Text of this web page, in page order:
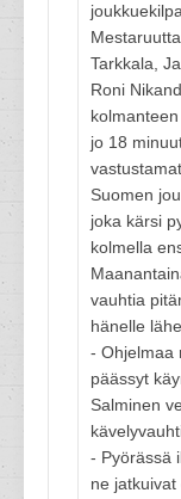
Tarkkala,
Roni
jo 18
Suomen
joka kärsi
kolmella
vauhtia
hänelle
- Ohjelmaa
päässyt
Salminen
- Pyörässä
ne